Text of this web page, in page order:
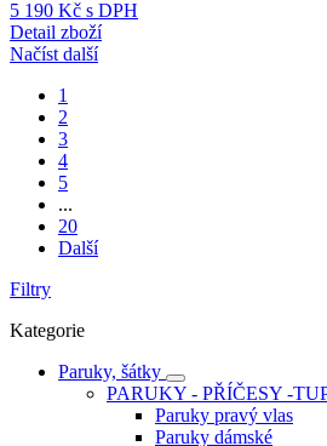
5 190 Kč s DPH
Detail zboží
Načíst další
1
2
3
4
5
...
20
Další
Filtry
Kategorie
Paruky, šátky
PARUKY - PŘÍČESY -
Paruky pravý vlas
Paruky dámské